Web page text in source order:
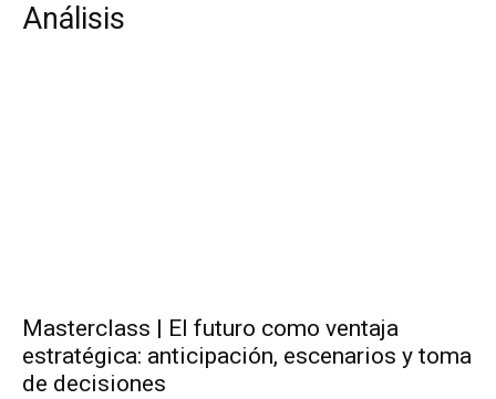
Análisis
Masterclass | El futuro como ventaja
estratégica: anticipación, escenarios y toma
de decisiones